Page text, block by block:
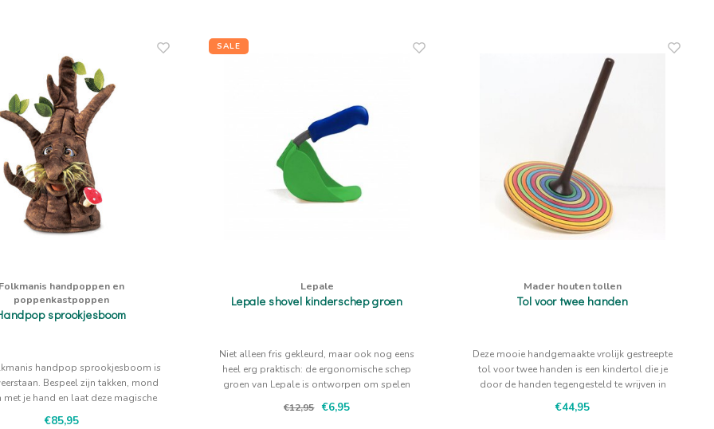
Folkmanis handpoppen en
poppenkastpoppen
sprookjesboom
handpop sprookjesboom is
Bespeel zijn takken, mond
met je hand en laat deze magische
€85,95
SALE
Lepale
Lepale shovel kinderschep groen
Niet alleen fris gekleurd, maar ook nog eens
heel erg praktisch: de ergonomische schep
groen van Lepale is ontworpen om spelen
en effectief te maken!
€12,95 €6,95
Mader houten tollen
Tol voor twee handen
Deze mooie handgemaakte vrolijk gestreepte
tol voor twee handen is een kindertol die je
door de handen tegengesteld te wrijven in
€44,95